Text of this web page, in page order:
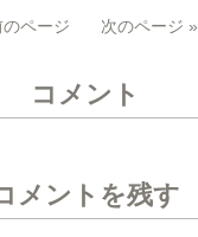
ページ 次のページ »
コメント
メントを残す